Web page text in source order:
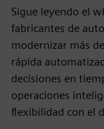
Sigue leyendo el
fabricantes de
modernizar más
rápida
decisiones en
operaciones
flexibilidad con el